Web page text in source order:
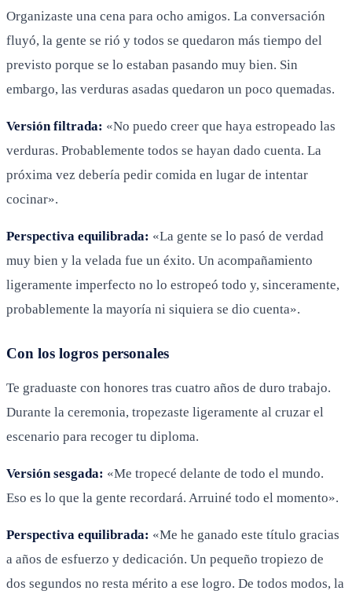
Organizaste una cena para ocho amigos. La conversación
fluyó, la gente se rió y todos se quedaron más tiempo del
previsto porque se lo estaban pasando muy bien. Sin
embargo, las verduras asadas quedaron un poco quemadas.
Versión filtrada: «No puedo creer que haya estropeado las
verduras. Probablemente todos se hayan dado cuenta. La
próxima vez debería pedir comida en lugar de intentar
cocinar».
Perspectiva equilibrada: «La gente se lo pasó de verdad
muy bien y la velada fue un éxito. Un acompañamiento
ligeramente imperfecto no lo estropeó todo y, sinceramente,
probablemente la mayoría ni siquiera se dio cuenta».
Con los logros personales
Te graduaste con honores tras cuatro años de duro trabajo.
Durante la ceremonia, tropezaste ligeramente al cruzar el
escenario para recoger tu diploma.
Versión sesgada: «Me tropecé delante de todo el mundo.
Eso es lo que la gente recordará. Arruiné todo el momento».
Perspectiva equilibrada: «Me he ganado este título gracias
a años de esfuerzo y dedicación. Un pequeño tropiezo de
dos segundos no resta mérito a ese logro. De todos modos, la